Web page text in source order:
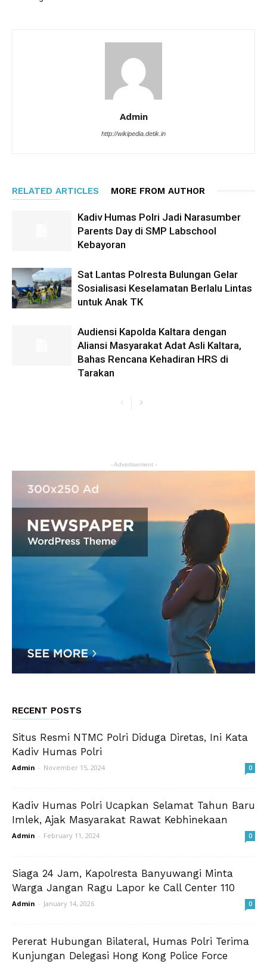
Admin
http://wikipedia.detik.in
RELATED ARTICLES MORE FROM AUTHOR
Kadiv Humas Polri Jadi Narasumber
Parents Day di SMP Labschool
Kebayoran
Sat Lantas Polresta Bulungan Gelar
Sosialisasi Keselamatan Berlalu Lintas
untuk Anak TK
Audiensi Kapolda Kaltara dengan
Aliansi Masyarakat Adat Asli Kaltara,
Bahas Rencana Kehadiran HRS di
Tarakan
- Advertisement -
RECENT POSTS
Situs Resmi NTMC Polri Diduga Diretas, Ini Kata
Kadiv Humas Polri
Admin - November 15, 2024 0
Kadiv Humas Polri Ucapkan Selamat Tahun Baru
Imlek, Ajak Masyarakat Rawat Kebhinekaan
Admin - February 11, 2024 0
Siaga 24 Jam, Kapolresta Banyuwangi Minta
Warga Jangan Ragu Lapor ke Call Center 110
Admin - January 14, 2026 0
Pererat Hubungan Bilateral, Humas Polri Terima
Kunjungan Delegasi Hong Kong Police Force